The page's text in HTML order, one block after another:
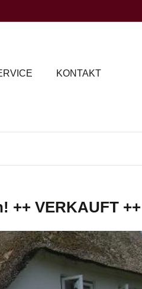
KONTAKT
++ VERKAUFT ++